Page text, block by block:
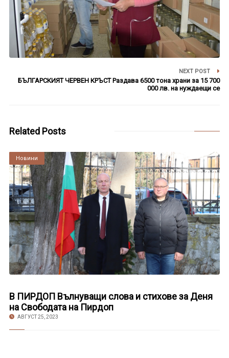
NEXT POST
БЪЛГАРСКИЯТ ЧЕРВЕН КРЪСТ Раздава 6500 тона храни за 15 700
000 лв. на нуждаещи се
Related Posts
Култура
Новини
В ПИРДОП Вълнуващи слова и стихове за Деня
на Свободата на Пирдоп
АВГУСТ 25, 2023